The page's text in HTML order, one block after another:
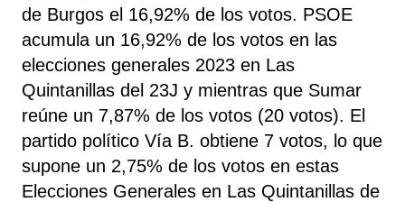
de Burgos el 16,92% de los votos. PSOE
acumula un 16,92% de los votos en las
elecciones generales 2023 en Las
Quintanillas del 23J y mientras que Sumar
reúne un 7,87% de los votos (20 votos). El
partido político Vía B. obtiene 7 votos, lo que
supone un 2,75% de los votos en estas
Elecciones Generales en Las Quintanillas de